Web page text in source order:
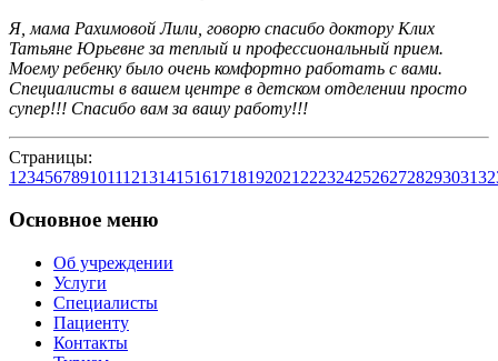
Я, мама Рахимовой Лили, говорю спасибо доктору Клих
Татьяне Юрьевне за теплый и профессиональный прием.
Моему ребенку было очень комфортно работать с вами.
Специалисты в вашем центре в детском отделении просто
супер!!! Спасибо вам за вашу работу!!!
Страницы:
1 23456789101112131415161718192021 2223242526272829303132
Основное меню
Об учреждении
Услуги
Специалисты
Пациенту
Контакты